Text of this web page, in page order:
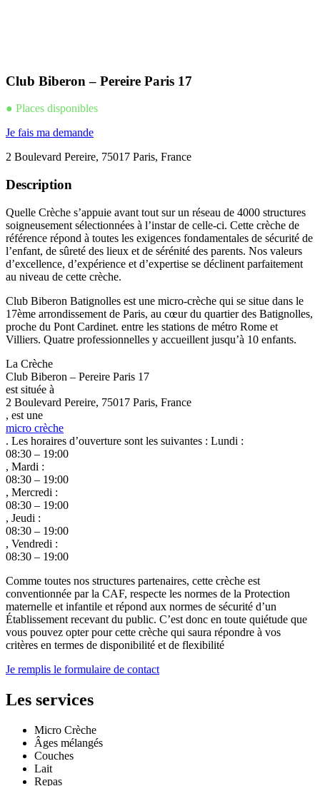
Club Biberon – Pereire Paris 17
● Places disponibles
Je fais ma demande
2 Boulevard Pereire, 75017 Paris, France
Description
Quelle Crèche s’appuie avant tout sur un réseau de 4000 structures
soigneusement sélectionnées à l’instar de celle-ci. Cette crèche de
référence répond à toutes les exigences fondamentales de sécurité de
l’enfant, de sûreté des lieux et de sérénité des parents. Nos valeurs
d’excellence, d’expérience et d’expertise se déclinent parfaitement
au niveau de cette crèche.
Club Biberon Batignolles est une micro-crèche qui se situe dans le
17ème arrondissement de Paris, au cœur du quartier des Batignolles,
proche du Pont Cardinet. entre les stations de métro Rome et
Villiers. Quatre professionnelles y accueillent jusqu’à 10 enfants.
La Crèche
Club Biberon – Pereire Paris 17
est située à
2 Boulevard Pereire, 75017 Paris, France
, est une
micro crèche
. Les horaires d’ouverture sont les suivantes : Lundi :
08:30 – 19:00
, Mardi :
08:30 – 19:00
, Mercredi :
08:30 – 19:00
, Jeudi :
08:30 – 19:00
, Vendredi :
08:30 – 19:00
Comme toutes nos structures partenaires, cette crèche est
conventionnée par la CAF, respecte les normes de la Protection
maternelle et infantile et répond aux normes de sécurité d’un
Établissement recevant du public. C’est donc en toute quiétude que
vous pouvez opter pour cette crèche qui saura répondre à vos
critères en termes de disponibilité et de flexibilité
Je remplis le formulaire de contact
Les services
Micro Crèche
Âges mélangés
Couches
Lait
Repas